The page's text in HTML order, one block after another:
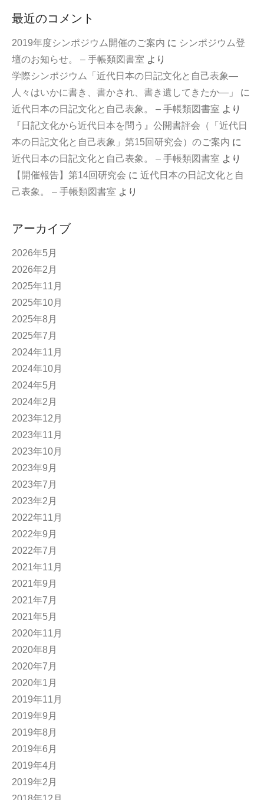
最近のコメント
2019年度シンポジウム開催のご案内 に シンポジウム登
壇のお知らせ。 – 手帳類図書室 より
学際シンポジウム「近代日本の日記文化と自己表象—
人々はいかに書き、書かされ、書き遺してきたか—」
に
近代日本の日記文化と自己表象。 – 手帳類図書室 より
『日記文化から近代日本を問う』公開書評会（「近代日
本の日記文化と自己表象」第15回研究会）のご案内 に
近代日本の日記文化と自己表象。 – 手帳類図書室 より
【開催報告】第14回研究会 に 近代日本の日記文化と自
己表象。 – 手帳類図書室 より
アーカイブ
2026年5月
2026年2月
2025年11月
2025年10月
2025年8月
2025年7月
2024年11月
2024年10月
2024年5月
2024年2月
2023年12月
2023年11月
2023年10月
2023年9月
2023年7月
2023年2月
2022年11月
2022年9月
2022年7月
2021年11月
2021年9月
2021年7月
2021年5月
2020年11月
2020年8月
2020年7月
2020年1月
2019年11月
2019年9月
2019年8月
2019年6月
2019年4月
2019年2月